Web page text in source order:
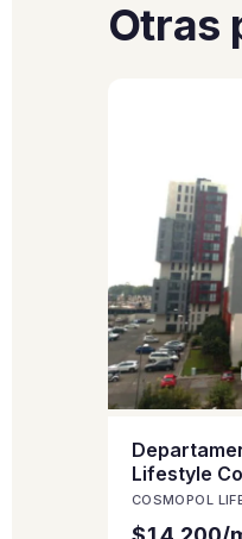
Otras
Lifestyle
COSMOPOL